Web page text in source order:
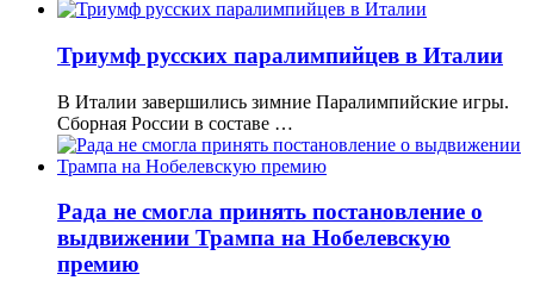
Триумф русских паралимпийцев в Италии
В Италии завершились зимние Паралимпийские игры.
Сборная России в составе …
Рада не смогла принять постановление о
выдвижении Трампа на Нобелевскую
премию